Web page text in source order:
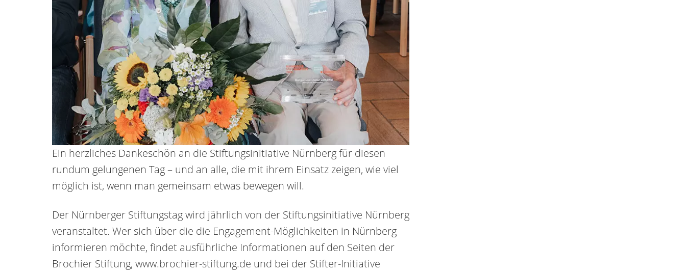
Ein herzliches Dankeschön an die Stiftungsinitiative Nürnberg für diesen
rundum gelungenen Tag – und an alle, die mit ihrem Einsatz zeigen, wie viel
möglich ist, wenn man gemeinsam etwas bewegen will.
Der Nürnberger Stiftungstag wird jährlich von der Stiftungsinitiative Nürnberg
veranstaltet. Wer sich über die die Engagement-Möglichkeiten in Nürnberg
informieren möchte, findet ausführliche Informationen auf den Seiten der
Brochier Stiftung, www.brochier-stiftung.de und bei der Stifter-Initiative